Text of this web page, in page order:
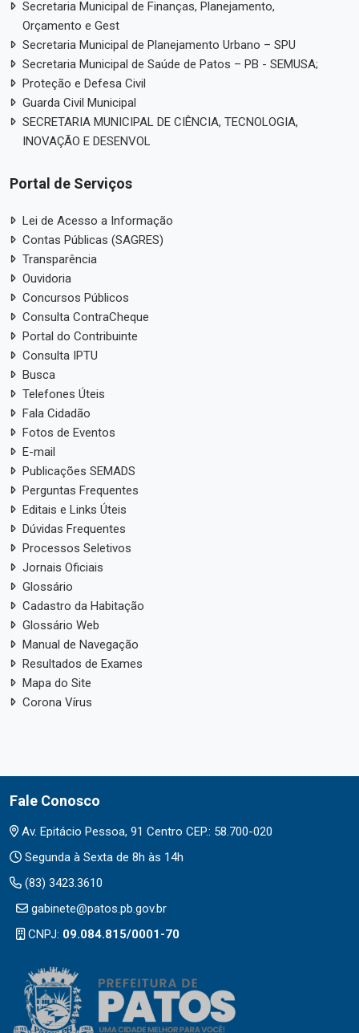
Secretaria Municipal de Finanças, Planejamento,
Orçamento e Gest
Secretaria Municipal de Planejamento Urbano – SPU
Secretaria Municipal de Saúde de Patos – PB - SEMUSA;
Proteção e Defesa Civil
Guarda Civil Municipal
SECRETARIA MUNICIPAL DE CIÊNCIA, TECNOLOGIA,
INOVAÇÃO E DESENVOL
Portal de Serviços
Lei de Acesso a Informação
Contas Públicas (SAGRES)
Transparência
Ouvidoria
Concursos Públicos
Consulta ContraCheque
Portal do Contribuinte
Consulta IPTU
Busca
Telefones Úteis
Fala Cidadão
Fotos de Eventos
E-mail
Publicações SEMADS
Perguntas Frequentes
Editais e Links Úteis
Dúvidas Frequentes
Processos Seletivos
Jornais Oficiais
Glossário
Cadastro da Habitação
Glossário Web
Manual de Navegação
Resultados de Exames
Mapa do Site
Corona Vírus
Fale Conosco
Av. Epitácio Pessoa, 91 Centro CEP.: 58.700-020
Segunda à Sexta de 8h às 14h
(83) 3423.3610
gabinete@patos.pb.gov.br
CNPJ: 09.084.815/0001-70